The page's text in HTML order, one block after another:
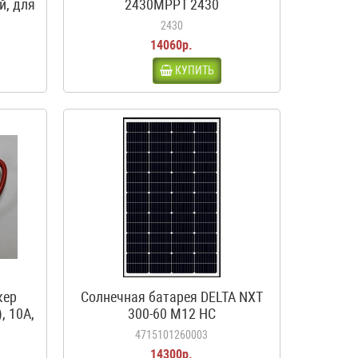
для
2430MPPT 2430
2430
14060р.
КУПИТЬ
10А,
Солнечная батарея DELTA NXT
300-60 M12 HC
4715101260003
14300р.